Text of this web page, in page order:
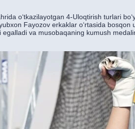
o‘tkazilayotgan 4-Uloqtirish turlari
Fayozov erkaklar o‘rtasida bosqon
va musobaqaning kumush